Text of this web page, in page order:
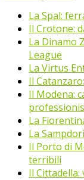
La Spal:
Il Crotone:
La Dinamo
League
La Virtus
Il
Il Modena:
La
La
Il Porto di
terribili
Il Cittadella: